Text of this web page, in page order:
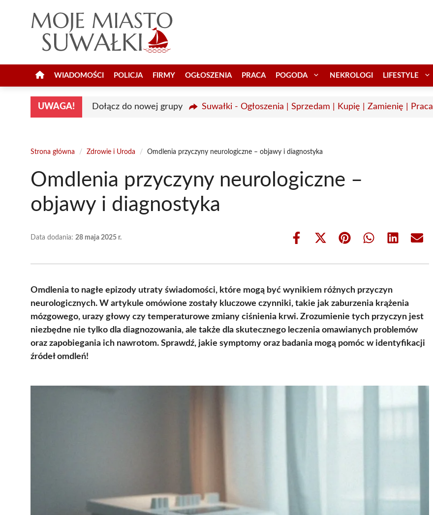
WIADOMOŚCI POLICJA FIRMY OGŁOSZENIA PRACA POGODA NEKROLOGI LIFESTYLE
UWAGA! Dołącz do nowej grupy Suwałki - Ogłoszenia | Sprzedam | Kupię | Zamienię | Praca
Strona główna / Zdrowie i Uroda / Omdlenia przyczyny neurologiczne – objawy i diagnostyka
Omdlenia przyczyny neurologiczne –
objawy i diagnostyka
Data dodania: 28 maja 2025 r.
Share
Share
(Twitter)
Share Share Share Share
Omdlenia to nagłe epizody utraty świadomości, które mogą być wynikiem różnych przyczyn
neurologicznych. W artykule omówione zostały kluczowe czynniki, takie jak zaburzenia krążenia
mózgowego, urazy głowy czy temperaturowe zmiany ciśnienia krwi. Zrozumienie tych przyczyn jest
niezbędne nie tylko dla diagnozowania, ale także dla skutecznego leczenia omawianych problemów
oraz zapobiegania ich nawrotom. Sprawdź, jakie symptomy oraz badania mogą pomóc w identyfikacji
źródeł omdleń!